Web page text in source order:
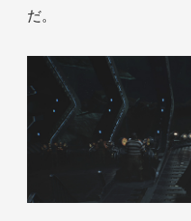
だ。